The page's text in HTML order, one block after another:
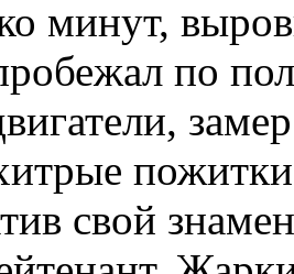
минут,
по
свой